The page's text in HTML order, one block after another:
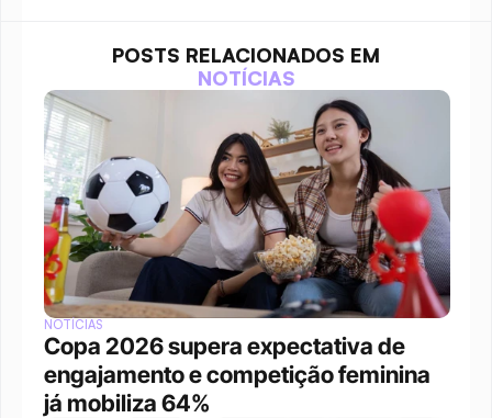
POSTS RELACIONADOS EM
NOTÍCIAS
NOTÍCIAS
Copa 2026 supera expectativa de
engajamento e competição feminina
já mobiliza 64%